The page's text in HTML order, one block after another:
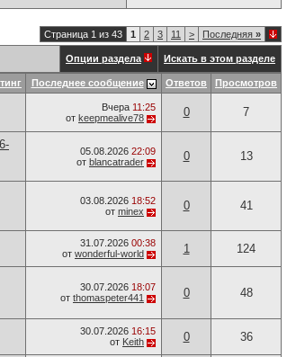
Страница 1 из 43 1 2 3 11 > Последняя »
Опции раздела Искать в этом разделе
Последнее сообщение Ответов Просмотров
Вчера 11:25
от keepmealive78 0 7
05.08.2026 22:09
от blancatrader 0 13
03.08.2026 18:52
от minex 0 41
31.07.2026 00:38
от wonderful-world 1 124
30.07.2026 18:07
от thomaspeter441 0 48
30.07.2026 16:15
от Keith 0 36